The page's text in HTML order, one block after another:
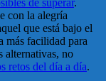
de superar.
con la alegría
que está bajo el
más facilidad para
alternativas, no
retos del día a día.